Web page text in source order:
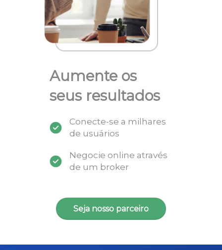
Aumente os
seus resultados
Conecte-se a milhares
de usuários
Negocie online através
de um broker
Seja nosso parceiro